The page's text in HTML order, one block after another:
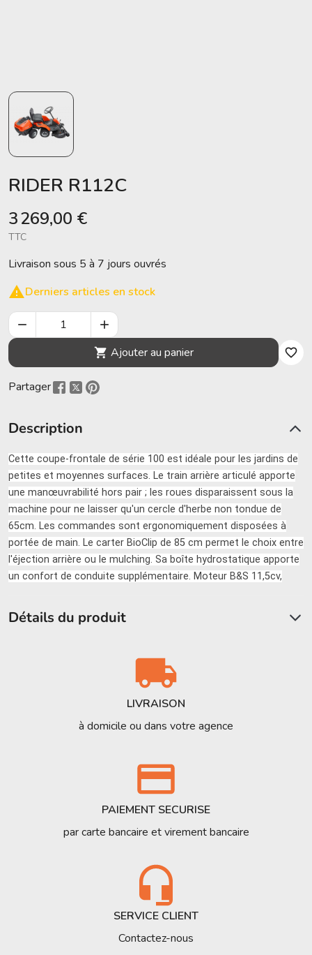
RIDER R112C
3 269,00 €
TTC
Livraison sous 5 à 7 jours ouvrés
Derniers articles en stock


 Ajouter au panier favorite_border
Partager
Description
Cette coupe-frontale de série 100 est idéale pour les jardins de
petites et moyennes surfaces. Le train arrière articulé apporte
une manœuvrabilité hors pair ; les roues disparaissent sous la
machine pour ne laisser qu'un cercle d'herbe non tondue de
65cm. Les commandes sont ergonomiquement disposées à
portée de main. Le carter BioClip de 85 cm permet le choix entre
l'éjection arrière ou le mulching. Sa boîte hydrostatique apporte
un confort de conduite supplémentaire. Moteur B&S 11,5cv,
Détails du produit
LIVRAISON
à domicile ou dans votre agence
PAIEMENT SECURISE
par carte bancaire et virement bancaire
SERVICE CLIENT
Contactez-nous